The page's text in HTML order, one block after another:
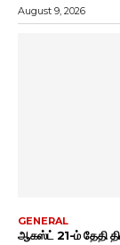
August 9, 2026
GENERAL
ஆகஸ்ட் 21-ம் தேதி